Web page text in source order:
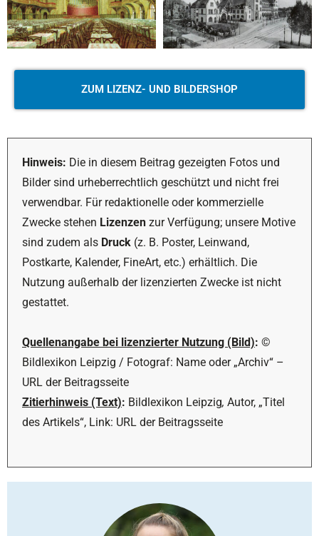
ZUM LIZENZ- UND BILDERSHOP
Hinweis: Die in diesem Beitrag gezeigten Fotos und
Bilder sind urheberrechtlich geschützt und nicht frei
verwendbar. Für redaktionelle oder kommerzielle
Zwecke stehen Lizenzen zur Verfügung; unsere Motive
sind zudem als Druck (z. B. Poster, Leinwand,
Postkarte, Kalender, FineArt, etc.) erhältlich. Die
Nutzung außerhalb der lizenzierten Zwecke ist nicht
gestattet.
Quellenangabe bei lizenzierter Nutzung (Bild): ©
Bildlexikon Leipzig / Fotograf: Name oder „Archiv“ –
URL der Beitragsseite
Zitierhinweis (Text): Bildlexikon Leipzig, Autor, „Titel
des Artikels“, Link: URL der Beitragsseite